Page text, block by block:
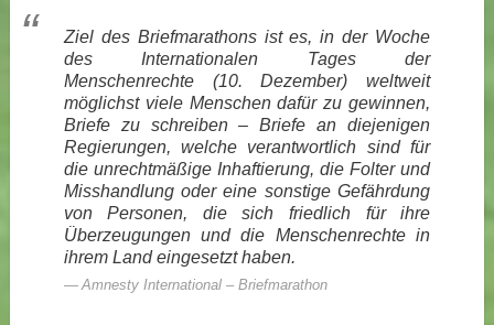
Ziel des Briefmarathons ist es, in der Woche
des Internationalen Tages der
Menschenrechte (10. Dezember) weltweit
möglichst viele Menschen dafür zu gewinnen,
Briefe zu schreiben – Briefe an diejenigen
Regierungen, welche verantwortlich sind für
die unrechtmäßige Inhaftierung, die Folter und
Misshandlung oder eine sonstige Gefährdung
von Personen, die sich friedlich für ihre
Überzeugungen und die Menschenrechte in
ihrem Land eingesetzt haben.
Amnesty International – Briefmarathon